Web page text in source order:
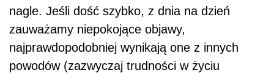
nagle. Jeśli dość szybko, z dnia na dzień
zauważamy niepokojące objawy,
najprawdopodobniej wynikają one z innych
powodów (zazwyczaj trudności w życiu